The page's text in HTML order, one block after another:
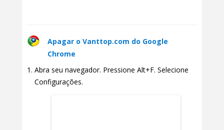
Apagar o Vanttop.com do Google
Chrome
Abra seu navegador. Pressione Alt+F. Selecione
Configurações.